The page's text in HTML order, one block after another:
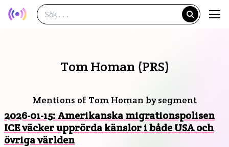
Tom Homan (PRS)
Mentions of Tom Homan by segment
2026-01-15: Amerikanska migrationspolisen
ICE väcker upprörda känslor i både USA och
övriga världen